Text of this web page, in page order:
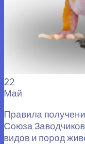
22
Май
Правила
Союза
видов и пород